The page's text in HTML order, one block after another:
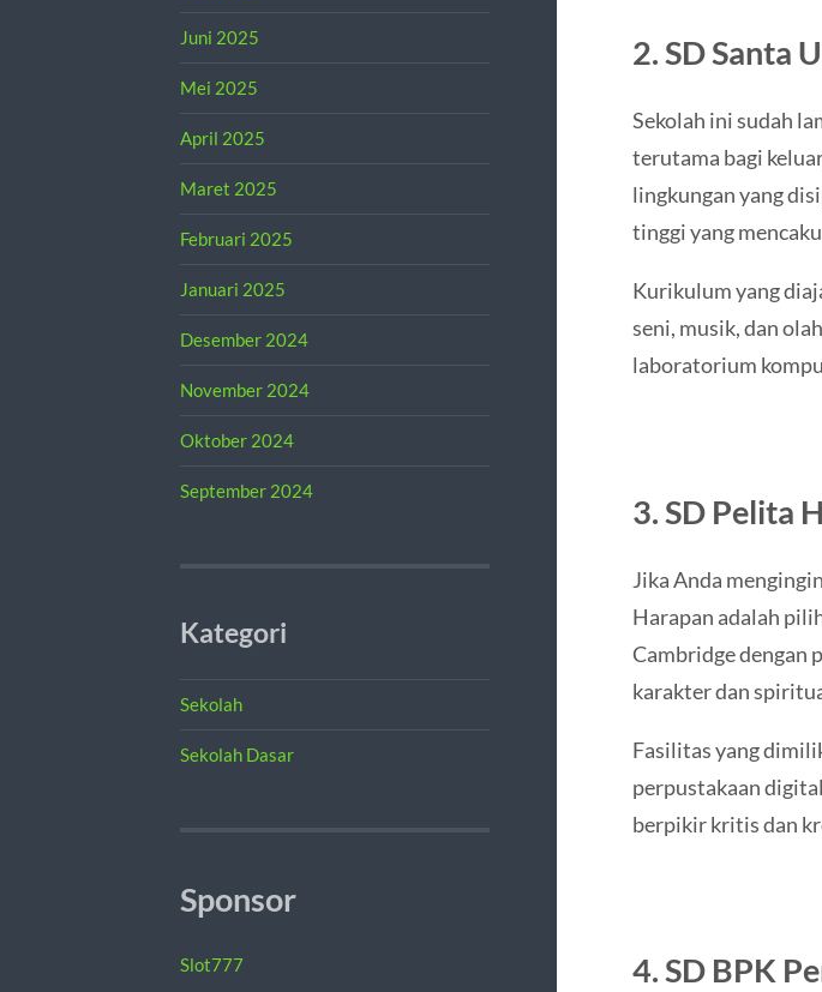
Juni 2025
Mei 2025
April 2025
Maret 2025
Februari 2025
Januari 2025
Desember 2024
November 2024
Oktober 2024
September 2024
Kategori
Sekolah
Sekolah Dasar
Sponsor
Slot777
2. SD Santa
Sekolah ini sudah
terutama bagi
lingkungan yang
tinggi yang
Kurikulum yang
seni, musik, dan
laboratorium
3. SD Pelita
Jika Anda
Harapan adalah
Cambridge dengan
karakter dan
Fasilitas yang
perpustakaan
berpikir kritis dan
4. SD BPK